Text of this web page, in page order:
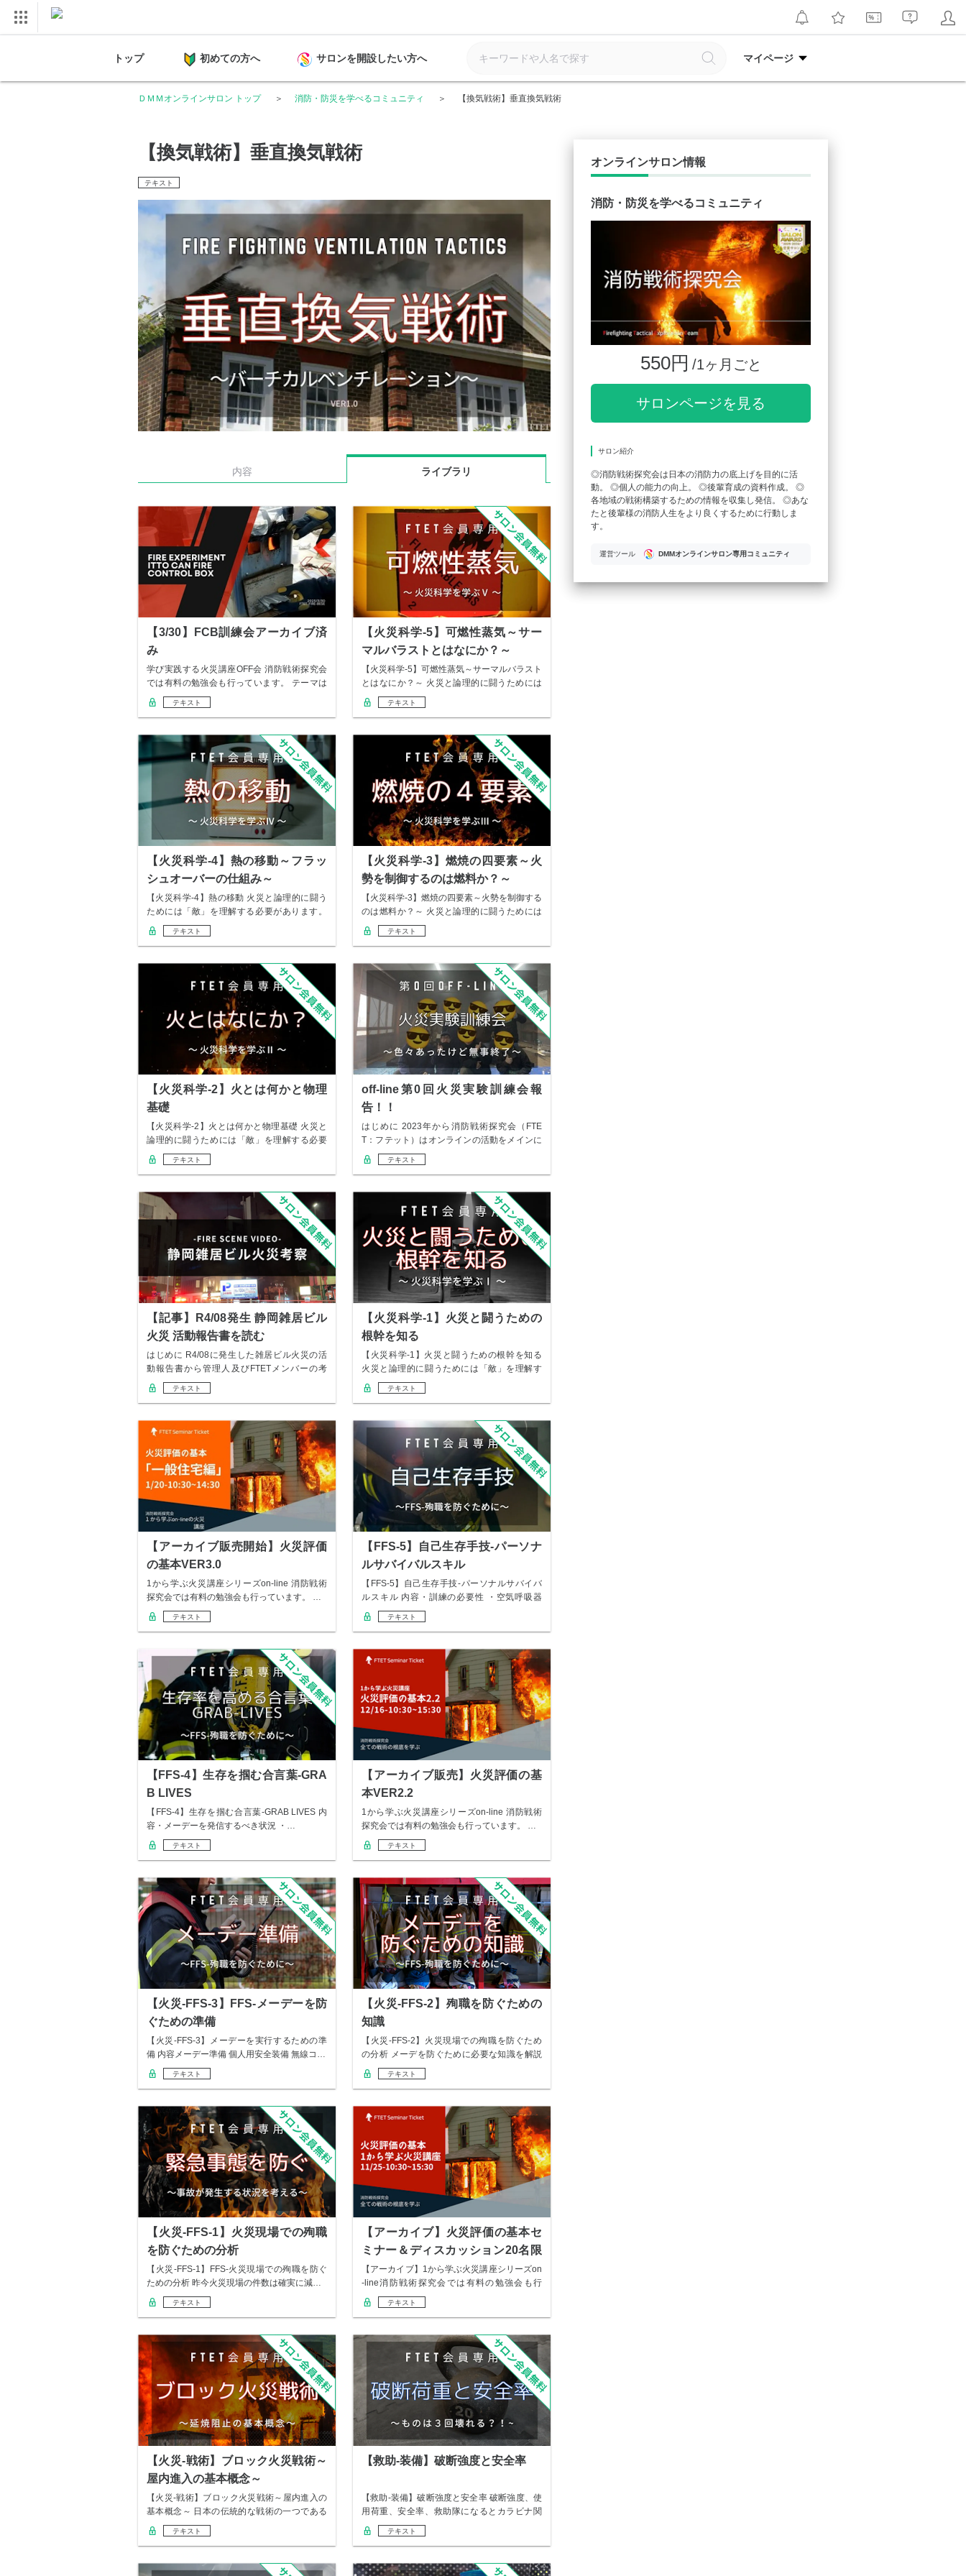
トップ 初めての方へ サロンを開設したい方へ マイページ
ＤＭＭオンラインサロン トップ 消防・防災を学べるコミュニティ 【換気戦術】垂直換気戦術
【換気戦術】垂直換気戦術
テキスト
内容 ライブラリ
【3/30】FCB訓練会アーカイブ済
み
学び実践する火災講座OFF会 消防戦術探究会
では有料の勉強会も行っています。 テーマは
「学…
テキスト
【火災科学-5】可燃性蒸気～サー
マルバラストとはなにか？～
【火災科学-5】可燃性蒸気～サーマルバラスト
とはなにか？～ 火災と論理的に闘うためには
「敵…
テキスト
【火災科学-4】熱の移動～フラッ
シュオーバーの仕組み～
【火災科学-4】熱の移動 火災と論理的に闘う
ためには「敵」を理解する必要があります。
火災…
テキスト
【火災科学-3】燃焼の四要素～火
勢を制御するのは燃料か？～
【火災科学-3】燃焼の四要素～火勢を制御する
のは燃料か？～ 火災と論理的に闘うためには
「敵…
テキスト
【火災科学-2】火とは何かと物理
基礎
【火災科学-2】火とは何かと物理基礎 火災と
論理的に闘うためには「敵」を理解する必要
があり…
テキスト
off-line第0回火災実験訓練会報
告！！
はじめに 2023年から消防戦術探究会（FTE
T：フテット）はオンラインの活動をメインに
定…
テキスト
【記事】R4/08発生 静岡雑居ビル
火災 活動報告書を読む
はじめに R4/08に発生した雑居ビル火災の活
動報告書から管理人及びFTETメンバーの考
察…
テキスト
【火災科学-1】火災と闘うための
根幹を知る
【火災科学-1】火災と闘うための根幹を知る
火災と論理的に闘うためには「敵」を理解す
る必要…
テキスト
【アーカイブ販売開始】火災評価
の基本VER3.0
1から学ぶ火災講座シリーズon-line 消防戦術
探究会では有料の勉強会も行っています。 …
テキスト
【FFS-5】自己生存手技-パーソナ
ルサバイバルスキル
【FFS-5】自己生存手技-パーソナルサバイバ
ルスキル 内容・訓練の必要性 ・空気呼吸器
の…
テキスト
【FFS-4】生存を掴む合言葉-GRA
B LIVES
【FFS-4】生存を掴む合言葉-GRAB LIVES 内
容・メーデーを発信するべき状況 ・…
テキスト
【アーカイブ販売】火災評価の基
本VER2.2
1から学ぶ火災講座シリーズon-line 消防戦術
探究会では有料の勉強会も行っています。 …
テキスト
【火災-FFS-3】FFS-メーデーを防
ぐための準備
【火災-FFS-3】メーデーを実行するための準
備 内容メーデー準備 個人用安全装備 無線コ…
テキスト
【火災-FFS-2】殉職を防ぐための
知識
【火災-FFS-2】火災現場での殉職を防ぐため
の分析 メーデを防ぐために必要な知識を解説
し…
テキスト
【火災-FFS-1】火災現場での殉職
を防ぐための分析
【火災-FFS-1】FFS-火災現場での殉職を防ぐ
ための分析 昨今火災現場の件数は確実に減…
テキスト
【アーカイブ】火災評価の基本セ
ミナー＆ディスカッション20名限
定
【アーカイブ】1から学ぶ火災講座シリーズon
-line消防戦術探究会では有料の勉強会も行
っ…
テキスト
【火災-戦術】ブロック火災戦術～
屋内進入の基本概念～
【火災-戦術】ブロック火災戦術～屋内進入の
基本概念～ 日本の伝統的な戦術の一つである
「ブロ…
テキスト
【救助-装備】破断強度と安全率
【救助-装備】破断強度と安全率 破断強度、使
用荷重、安全率、救助隊になるとカラビナ関
係でよ…
テキスト
オンラインサロン情報
消防・防災を学べるコミュニティ
550円 /1ヶ月ごと
サロンページを見る
サロン紹介
◎消防戦術探究会は日本の消防力の底上げを目的に活
動。 ◎個人の能力の向上。 ◎後輩育成の資料作成。 ◎
各地域の戦術構築するための情報を収集し発信。 ◎あな
たと後輩様の消防人生をより良くするために行動しま
す。
運営ツール DMMオンラインサロン専用コミュニティ